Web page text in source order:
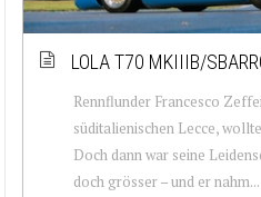
LOLA T70 MKIIIB/
Rennflunder Francesco
süditalienischen Lecce,
Doch dann war seine
doch grösser – und er nahm...